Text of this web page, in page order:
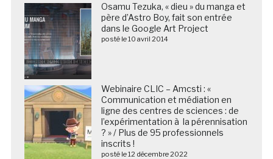
Osamu Tezuka, « dieu » du manga et
père d’Astro Boy, fait son entrée
dans le Google Art Project
posté le 10 avril 2014
Webinaire CLIC – Amcsti : «
Communication et médiation en
ligne des centres de sciences : de
l’expérimentation à la pérennisation
? » / Plus de 95 professionnels
inscrits !
posté le 12 décembre 2022